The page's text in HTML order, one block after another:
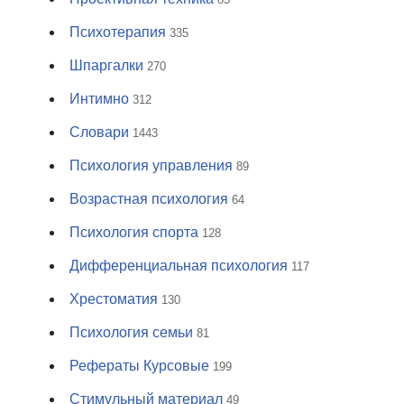
Психотерапия 335
Шпаргалки 270
Интимно 312
Словари 1443
Психология управления 89
Возрастная психология 64
Психология спорта 128
Дифференциальная психология 117
Хрестоматия 130
Психология семьи 81
Рефераты Курсовые 199
Стимульный материал 49